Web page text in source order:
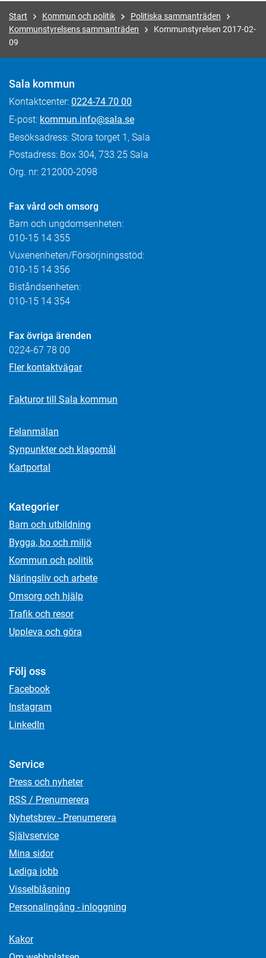
Start Kommun och politik
Politiska sammanträden
Kommunstyrelsens sammanträden
Kommunstyrelsen 2017-02-
09
Sala kommun
Kontaktcenter: 0224-74 70 00
E-post: kommun.info@sala.se
Besöksadress: Stora torget 1, Sala
Postadress: Box 304, 733 25 Sala
Org. nr: 212000-2098
Fax vård och omsorg
Barn och ungdomsenheten:
010-15 14 355
Vuxenenheten/Försörjningsstöd:
010-15 14 356
Biståndsenheten:
010-15 14 354
Fax övriga ärenden
0224-67 78 00
Fler kontaktvägar
Fakturor till Sala kommun
Felanmälan
Synpunkter och klagomål
Kartportal
Kategorier
Barn och utbildning
Bygga, bo och miljö
Kommun och politik
Näringsliv och arbete
Omsorg och hjälp
Trafik och resor
Uppleva och göra
Följ oss
Facebook
Instagram
LinkedIn
Service
Press och nyheter
RSS / Prenumerera
Nyhetsbrev - Prenumerera
Självservice
Mina sidor
Lediga jobb
Visselblåsning
Personalingång - inloggning
Kakor